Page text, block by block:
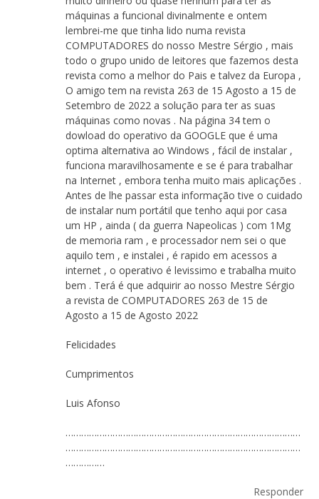
máquinas a funcional divinalmente e ontem
lembrei-me que tinha lido numa revista
COMPUTADORES do nosso Mestre Sérgio , mais
todo o grupo unido de leitores que fazemos desta
revista como a melhor do Pais e talvez da Europa ,
O amigo tem na revista 263 de 15 Agosto a 15 de
Setembro de 2022 a solução para ter as suas
máquinas como novas . Na página 34 tem o
dowload do operativo da GOOGLE que é uma
optima alternativa ao Windows , fácil de instalar ,
funciona maravilhosamente e se é para trabalhar
na Internet , embora tenha muito mais aplicações .
Antes de lhe passar esta informação tive o cuidado
de instalar num portátil que tenho aqui por casa
um HP , ainda ( da guerra Napeolicas ) com 1Mg
de memoria ram , e processador nem sei o que
aquilo tem , e instalei , é rapido em acessos a
internet , o operativo é levissimo e trabalha muito
bem . Terá é que adquirir ao nosso Mestre Sérgio
a revista de COMPUTADORES 263 de 15 de
Agosto a 15 de Agosto 2022
Felicidades
Cumprimentos
Luis Afonso
………………………………………………………………………………
………………………………………………………………………………
……………
Responder